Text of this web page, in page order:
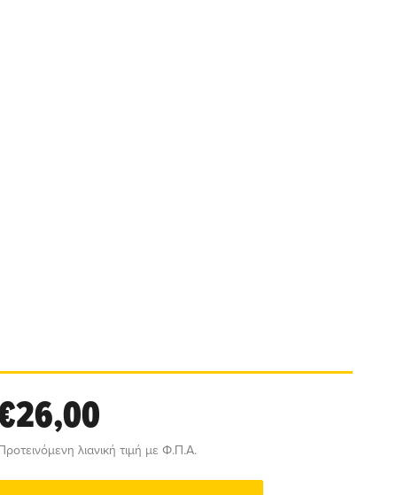
λιανική τιμή με Φ.Π.Α.